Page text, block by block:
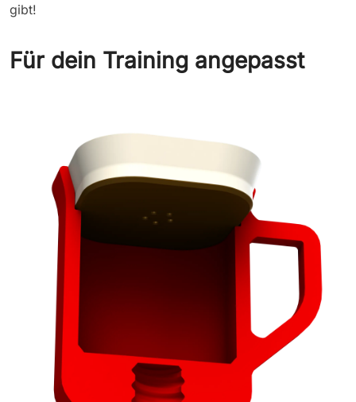
gibt!
Für dein Training angepasst